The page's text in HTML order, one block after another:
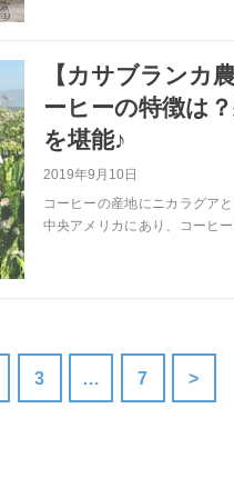
【カサブランカ
ーヒーの特徴は
を堪能♪
2019年9月10日
コーヒーの産地にニカラグア
中央アメリカにあり、コーヒ
3 … 7 >